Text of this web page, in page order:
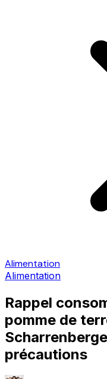
Alimentation
Alimentation
Rappel
pomme de
précautions